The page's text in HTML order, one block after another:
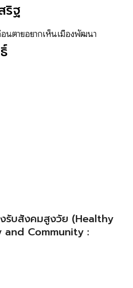
ริฐ
นตายอยากเห็นเมืองพัฒนา
รับสังคมสูงวัย (Healthy
Community :